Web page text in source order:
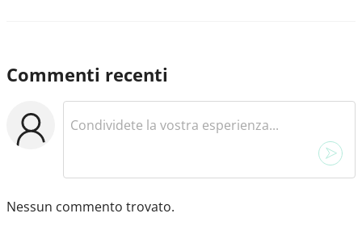
Commenti recenti
Nessun commento trovato.